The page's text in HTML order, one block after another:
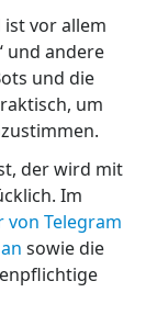
vor allem
und andere
und die
um
der wird mit
Im
Telegram
sowie die